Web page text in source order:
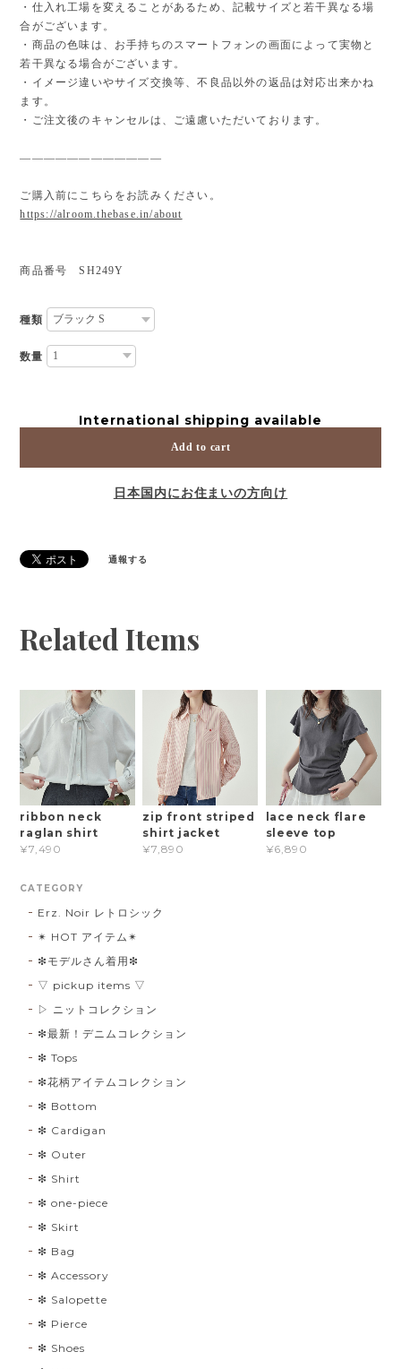
・仕入れ工場を変えることがあるため、記載サイズと若干異なる場
合がございます。
・商品の色味は、お手持ちのスマートフォンの画面によって実物と
若干異なる場合がございます。
・イメージ違いやサイズ交換等、不良品以外の返品は対応出来かね
ます。
・ご注文後のキャンセルは、ご遠慮いただいております。
————————————
ご購入前にこちらをお読みください。
https://alroom.thebase.in/about
商品番号 SH249Y
種類
数量
International shipping available
Add to cart
日本国内にお住まいの方向け
通報する
Related Items
ribbon neck
raglan shirt
¥7,490
zip front striped
shirt jacket
¥7,890
lace neck flare
sleeve top
¥6,890
CATEGORY
Erz. Noir レトロシック
✴︎ HOT アイテム✴︎
❇︎モデルさん着用❇︎
▽ pickup items ▽
▷ ニットコレクション
❇︎最新！デニムコレクション
❇︎ Tops
❇︎花柄アイテムコレクション
❇︎ Bottom
❇︎ Cardigan
❇︎ Outer
❇︎ Shirt
❇︎ one-piece
❇︎ Skirt
❇︎ Bag
❇︎ Accessory
❇︎ Salopette
❇︎ Pierce
❇︎ Shoes